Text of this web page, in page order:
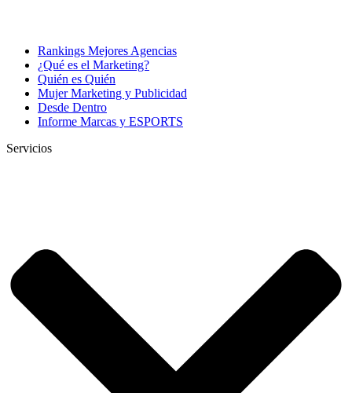
Rankings Mejores Agencias
¿Qué es el Marketing?
Quién es Quién
Mujer Marketing y Publicidad
Desde Dentro
Informe Marcas y ESPORTS
Servicios